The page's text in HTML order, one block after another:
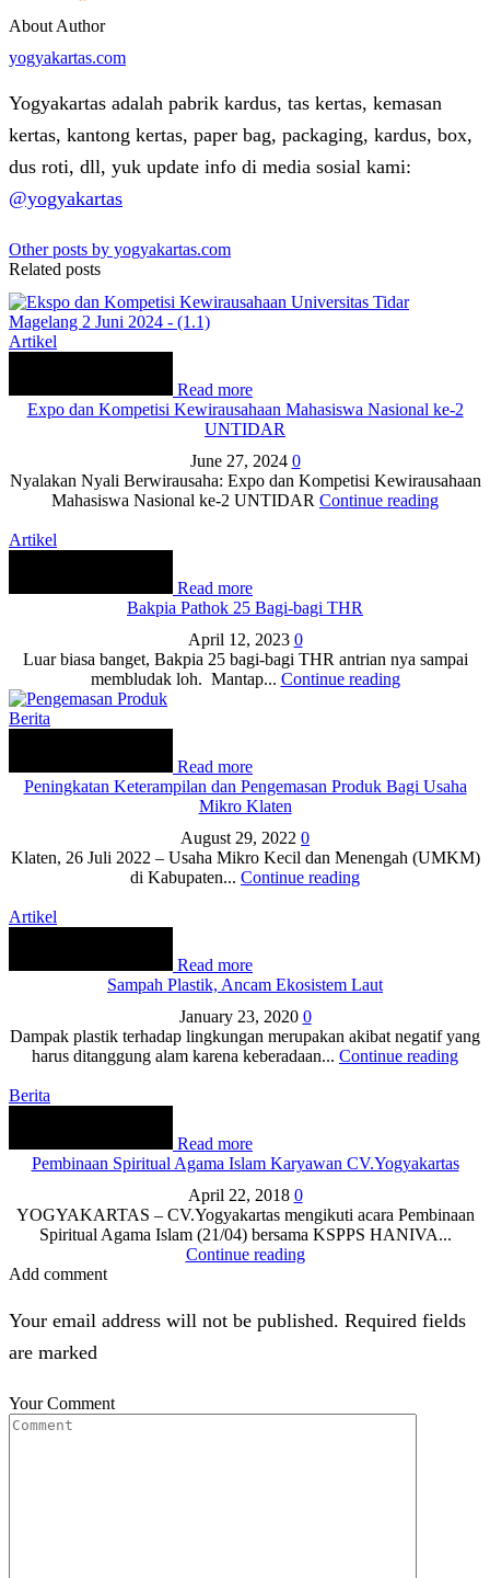
About Author
yogyakartas.com
Yogyakartas adalah pabrik kardus, tas kertas, kemasan
kertas, kantong kertas, paper bag, packaging, kardus, box,
dus roti, dll, yuk update info di media sosial kami:
@yogyakartas
Other posts by yogyakartas.com
Related posts
Artikel
Read more
Expo dan Kompetisi Kewirausahaan Mahasiswa Nasional ke-2
UNTIDAR
June 27, 2024 0
Nyalakan Nyali Berwirausaha: Expo dan Kompetisi Kewirausahaan
Mahasiswa Nasional ke-2 UNTIDAR Continue reading
Artikel
Read more
Bakpia Pathok 25 Bagi-bagi THR
April 12, 2023 0
Luar biasa banget, Bakpia 25 bagi-bagi THR antrian nya sampai
membludak loh. Mantap... Continue reading
Berita
Read more
Peningkatan Keterampilan dan Pengemasan Produk Bagi Usaha
Mikro Klaten
August 29, 2022 0
Klaten, 26 Juli 2022 – Usaha Mikro Kecil dan Menengah (UMKM)
di Kabupaten... Continue reading
Artikel
Read more
Sampah Plastik, Ancam Ekosistem Laut
January 23, 2020 0
Dampak plastik terhadap lingkungan merupakan akibat negatif yang
harus ditanggung alam karena keberadaan... Continue reading
Berita
Read more
Pembinaan Spiritual Agama Islam Karyawan CV.Yogyakartas
April 22, 2018 0
YOGYAKARTAS – CV.Yogyakartas mengikuti acara Pembinaan
Spiritual Agama Islam (21/04) bersama KSPPS HANIVA...
Continue reading
Add comment
Your email address will not be published. Required fields
are marked
Your Comment